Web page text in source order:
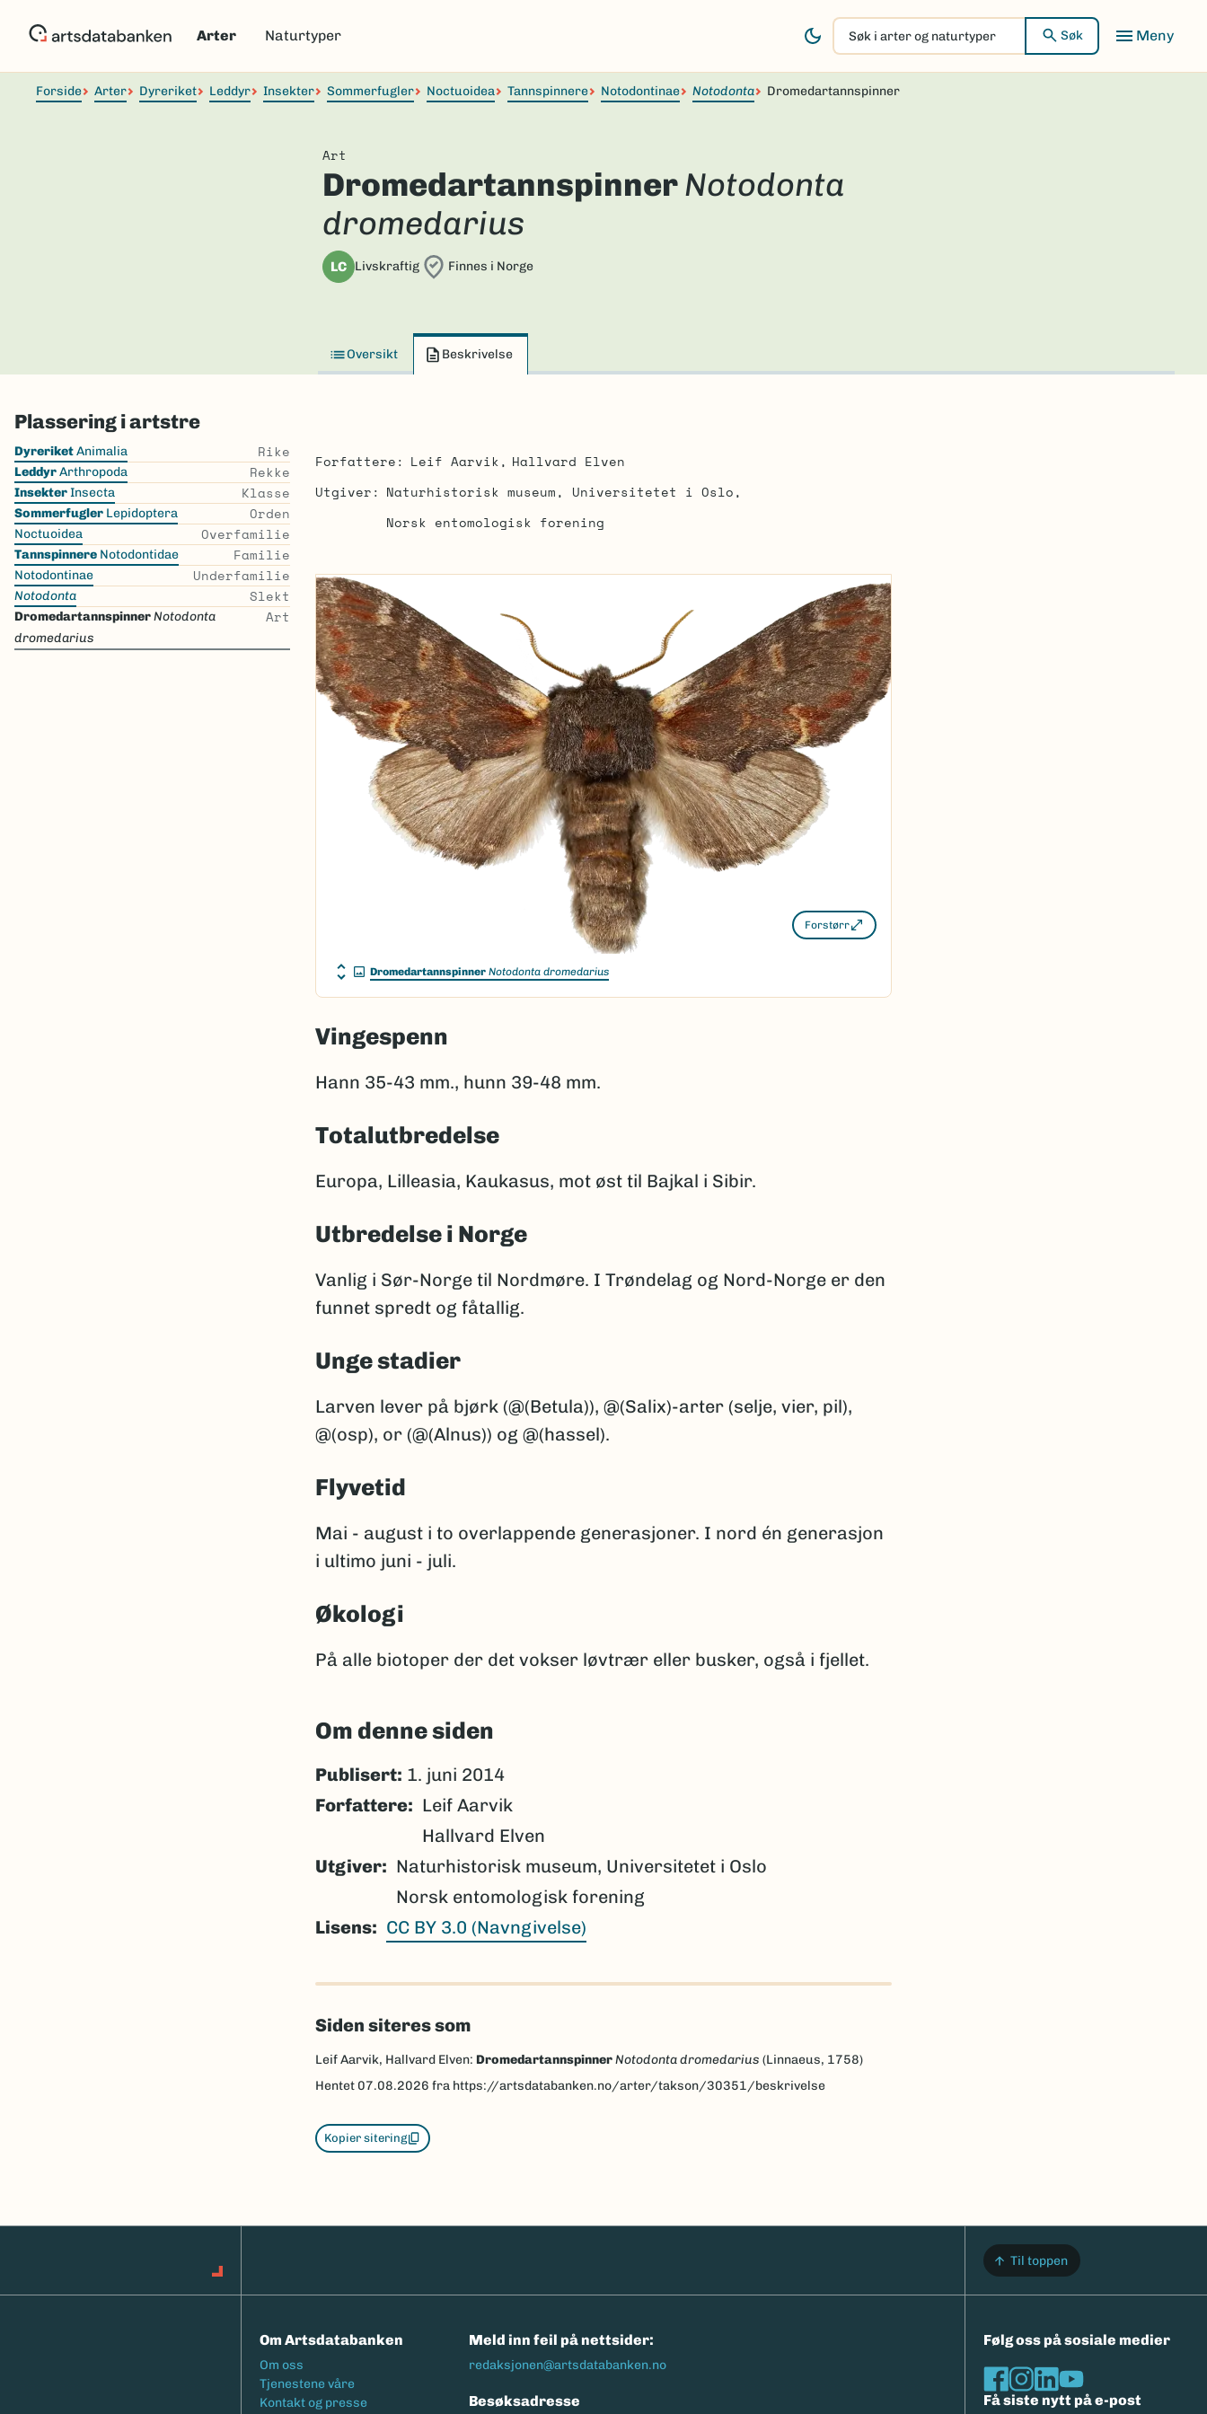
Arter Naturtyper
Søk
i
arter
og
Søk
Forside Arter Dyreriket Leddyr Insekter Sommerfugler Noctuoidea Tannspinnere Notodontinae Notodonta Dromedartannspinner
Art
DromedartannspinnerNotodonta
dromedarius
LC Livskraftig Finnes i Norge
Oversikt Beskrivelse
Plassering i artstre
Skip
the
list
DyreriketAnimalia Rike
LeddyrArthropoda Rekke
InsekterInsecta Klasse
Sommerfugler Lepidoptera Orden
Noctuoidea Overfamilie
Tannspinnere Notodontidae Familie
Notodontinae Underfamilie
Notodonta Slekt
DromedartannspinnerNotodonta
dromedarius
Art
Forfattere Leif Aarvik
Hallvard Elven
Utgiver
Naturhistorisk museum, Universitetet i Oslo
Norsk entomologisk forening
Forstørr
Dromedartannspinner Notodonta dromedarius
Vingespenn
Hann 35-43 mm., hunn 39-48 mm.
Totalutbredelse
Europa, Lilleasia, Kaukasus, mot øst til Bajkal i Sibir.
Utbredelse i Norge
Vanlig i Sør-Norge til Nordmøre. I Trøndelag og Nord-Norge er den
funnet spredt og fåtallig.
Unge stadier
Larven lever på bjørk (@(Betula)), @(Salix)-arter (selje, vier, pil),
@(osp), or (@(Alnus)) og @(hassel).
Flyvetid
Mai - august i to overlappende generasjoner. I nord én generasjon
i ultimo juni - juli.
Økologi
På alle biotoper der det vokser løvtrær eller busker, også i fjellet.
Om denne siden
Publisert: 1. juni 2014
Forfattere
Leif Aarvik
Hallvard Elven
Utgiver
Naturhistorisk museum, Universitetet i Oslo
Norsk entomologisk forening
Lisens
CC BY 3.0 (Navngivelse)
Siden siteres som
Leif Aarvik, Hallvard Elven: DromedartannspinnerNotodonta dromedarius (Linnaeus, 1758)
Hentet 07.08.2026 fra https://artsdatabanken.no/arter/takson/30351/beskrivelse
Kopier sitering
Til toppen
Om Artsdatabanken
Footermeny
Om oss
Tjenestene våre
Kontakt og presse
Meld inn feil på nettsider:
redaksjonen@artsdatabanken.no
Besøksadresse
Følg oss på sosiale medier
Få siste nytt på e-post